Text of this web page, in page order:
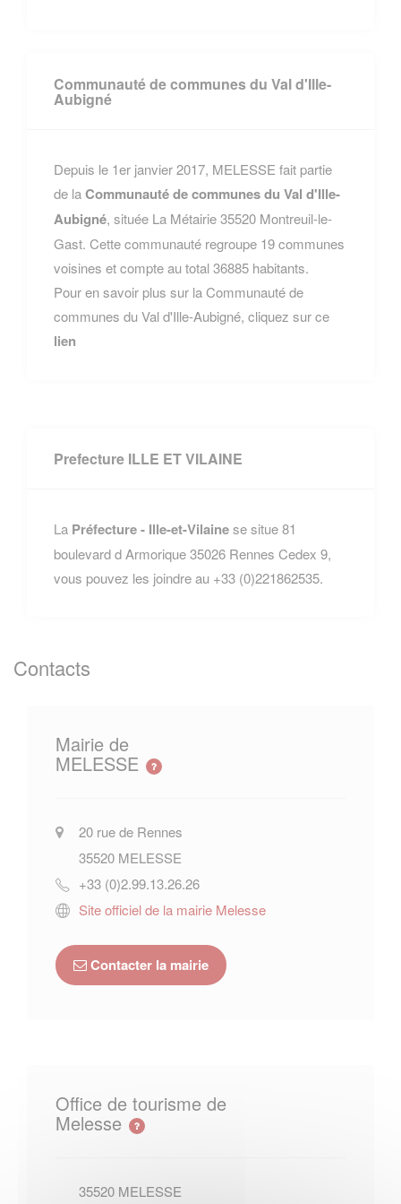
Communauté de communes du Val d'Ille-
Aubigné
Depuis le 1er janvier 2017, MELESSE fait partie
de laCommunauté de communes du Val d'Ille-
Aubigné, située La Métairie 35520 Montreuil-le-
Gast. Cette communauté regroupe 19 communes
voisines et compte au total 36885 habitants.
Pour en savoir plus sur la Communauté de
communes du Val d'Ille-Aubigné, cliquez sur ce
lien
Prefecture ILLE ET VILAINE
La Préfecture - Ille-et-Vilainese situe 81
boulevard d Armorique 35026 Rennes Cedex 9,
vous pouvez les joindre au +33 (0)221862535.
Contacts
Mairie de
MELESSE
20 rue de Rennes
35520 MELESSE
+33 (0)2.99.13.26.26
Site officiel de la mairie Melesse
Contacter la mairie
Office de tourisme de
Melesse
35520 MELESSE